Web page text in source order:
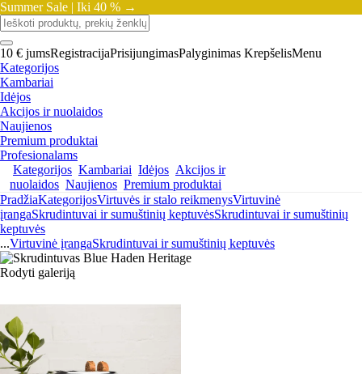
Summer Sale | Iki 40 % →
10 € jumsRegistracijaPrisijungimasPalyginimas KrepšelisMenu
Kategorijos
Kambariai
Idėjos
Akcijos ir nuolaidos
Naujienos
Premium produktai
Profesionalams
Kategorijos Kambariai Idėjos Akcijos ir
nuolaidos Naujienos Premium produktai
PradžiaKategorijosVirtuvės ir stalo reikmenysVirtuvinė
įrangaSkrudintuvai ir sumuštinių keptuvėsSkrudintuvai ir sumuštinių
keptuvės
...Virtuvinė įrangaSkrudintuvai ir sumuštinių keptuvės
Rodyti galeriją